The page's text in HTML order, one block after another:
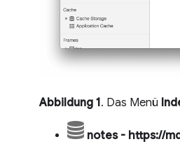
Abbildung 1. Das Menü
notes - https://